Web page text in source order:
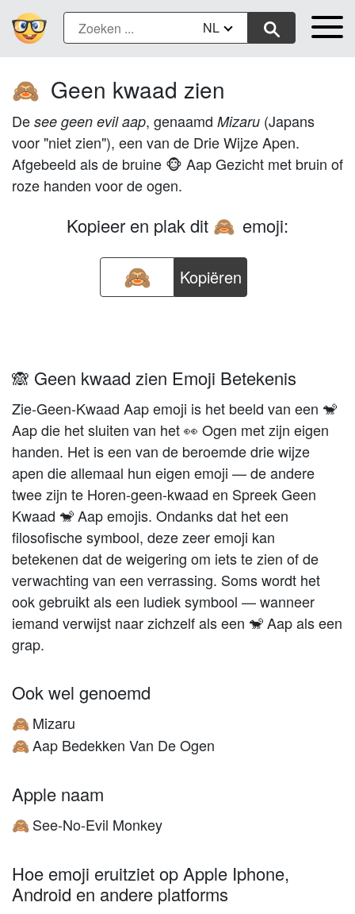
NL
🙈 Geen kwaad zien
De see geen evil aap, genaamd Mizaru (Japans
voor "niet zien"), een van de Drie Wijze Apen.
Afgebeeld als de bruine 🐵 Aap Gezicht met bruin of
roze handen voor de ogen.
Kopieer en plak dit 🙈 emoji:
Kopiëren
🙈 Geen kwaad zien Emoji Betekenis
Zie-Geen-Kwaad Aap emoji is het beeld van een 🐒
Aap die het sluiten van het 👀 Ogen met zijn eigen
handen. Het is een van de beroemde drie wijze
apen die allemaal hun eigen emoji — de andere
twee zijn te Horen-geen-kwaad en Spreek Geen
Kwaad 🐒 Aap emojis. Ondanks dat het een
filosofische symbool, deze zeer emoji kan
betekenen dat de weigering om iets te zien of de
verwachting van een verrassing. Soms wordt het
ook gebruikt als een ludiek symbool — wanneer
iemand verwijst naar zichzelf als een 🐒 Aap als een
grap.
Ook wel genoemd
🙈 Mizaru
🙈Aap Bedekken Van De Ogen
Apple naam
🙈 See-No-Evil Monkey
Hoe emoji eruitziet op Apple Iphone,
Android en andere platforms